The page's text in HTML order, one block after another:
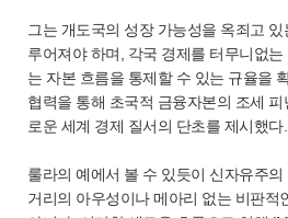
그는 개도국의 성장 가능성을 옥죄고
루어져야 하며, 각국 경제를 터무니없
는 자본 흐름을 통제할 수 있는 규율을
협력을 통해 초국적 금융자본의 조세
로운 세계 경제 질서의 단초를 제시했다.
룰라의 예에서 볼 수 있듯이 신자유주
거리의 아우성이나 메아리 없는 비판적